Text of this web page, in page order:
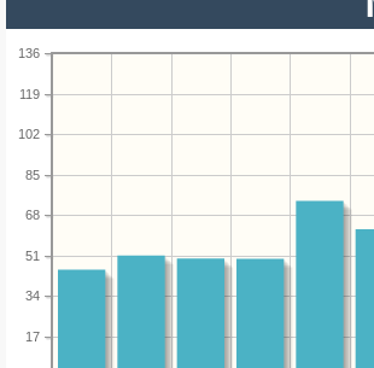
17
34
51
68
85
102
119
136